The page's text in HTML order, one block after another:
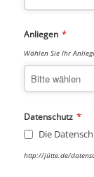
Anliegen *
Wählen Sie Ihr
Datenschutz *
Die
http://jütte.de/